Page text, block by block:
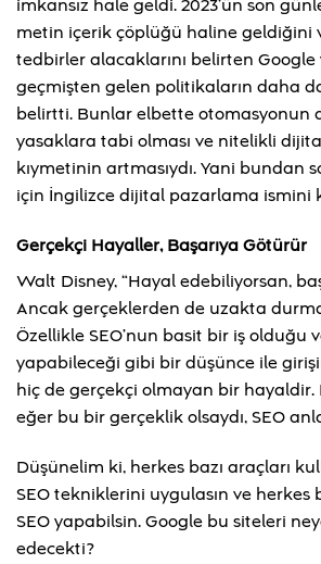
imkansız hale geldi. 2023’ün son
metin içerik çöplüğü haline geldiğini
tedbirler alacaklarını belirten
geçmişten gelen politikaların daha
belirtti. Bunlar elbette otomasyonun
yasaklara tabi olması ve nitelikli
kıymetinin artmasıydı. Yani bundan
için İngilizce dijital pazarlama ismini
Gerçekçi Hayaller, Başarıya Götürür
Walt Disney, “Hayal edebiliyorsan,
Ancak gerçeklerden de uzakta
Özellikle SEO’nun basit bir iş olduğu
yapabileceği gibi bir düşünce ile
hiç de gerçekçi olmayan bir
eğer bu bir gerçeklik olsaydı, SEO
Düşünelim ki, herkes bazı araçları
SEO tekniklerini uygulasın ve herkes
SEO yapabilsin. Google bu siteleri
edecekti?